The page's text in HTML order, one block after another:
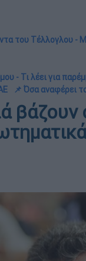
του Τέλλογλου -
- Τι λέει για
📌 Όσα αναφέρει
βάζουν